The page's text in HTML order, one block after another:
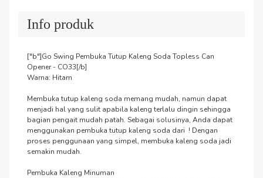
Info produk
["b"]Go Swing Pembuka Tutup Kaleng Soda Topless Can
Opener - CO33[/b]
Warna: Hitam
Membuka tutup kaleng soda memang mudah, namun dapat
menjadi hal yang sulit apabila kaleng terlalu dingin sehingga
bagian pengait mudah patah. Sebagai solusinya, Anda dapat
menggunakan pembuka tutup kaleng soda dari  ! Dengan
proses penggunaan yang simpel, membuka kaleng soda jadi
semakin mudah.
Pembuka Kaleng Minuman